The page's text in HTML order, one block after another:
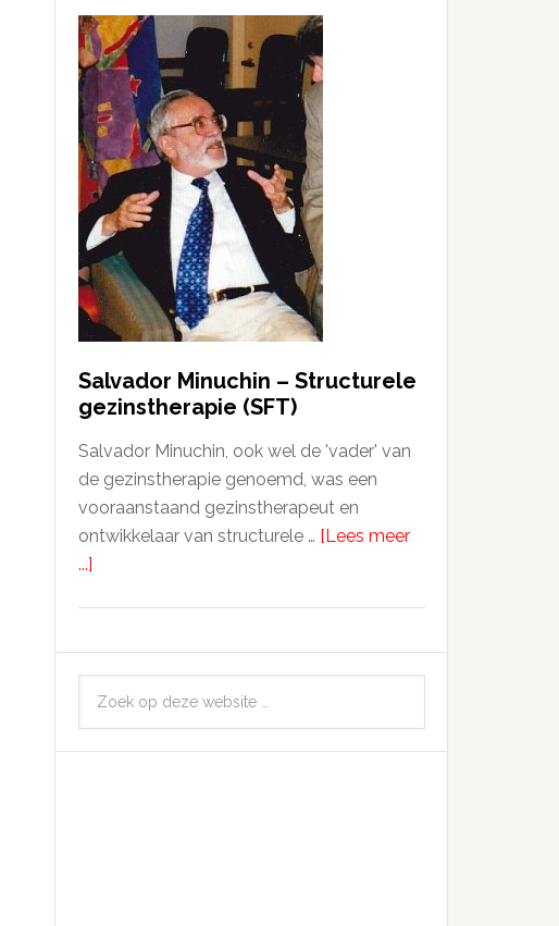
Salvador Minuchin – Structurele
gezinstherapie (SFT)
Salvador Minuchin, ook wel de 'vader' van
de gezinstherapie genoemd, was een
vooraanstaand gezinstherapeut en
ontwikkelaar van structurele … [Lees meer
...]